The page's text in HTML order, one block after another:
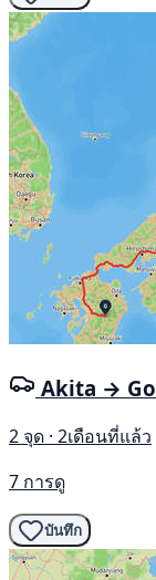
Akita →
2 จุด · 2เดือนที่แล้ว
7 การดู
บันทึก